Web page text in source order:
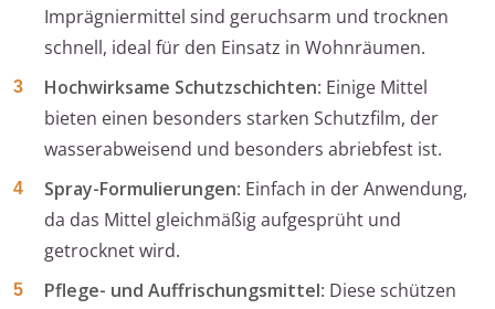
Imprägniermittel sind geruchsarm und trocknen
schnell, ideal für den Einsatz in Wohnräumen.
Hochwirksame Schutzschichten: Einige Mittel
bieten einen besonders starken Schutzfilm, der
wasserabweisend und besonders abriebfest ist.
Spray-Formulierungen: Einfach in der Anwendung,
da das Mittel gleichmäßig aufgesprüht und
getrocknet wird.
Pflege- und Auffrischungsmittel: Diese schützen